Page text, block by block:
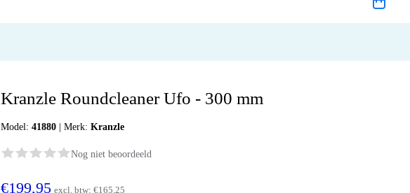
Kranzle Roundcleaner Ufo - 300 mm
Model:41880 |Merk:Kranzle
Nog niet beoordeeld
€199,95 excl. btw:€165,25